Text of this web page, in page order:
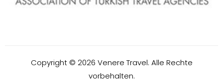
Copyright © 2026 Venere Travel. Alle Rechte
vorbehalten.